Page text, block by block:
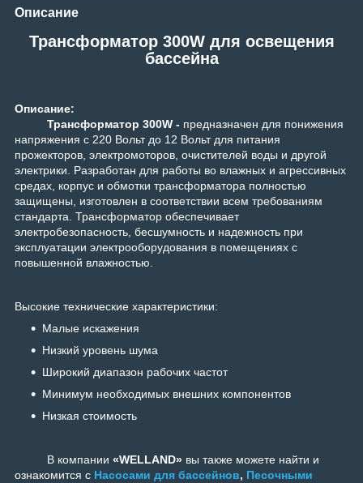
Описание
Трансформатор 300W для освещения
бассейна
Описание:
Трансформатор 300W - предназначен для понижения
напряжения с 220 Вольт до 12 Вольт для питания
прожекторов, электромоторов, очистителей воды и другой
электрики. Разработан для работы во влажных и агрессивных
средах, корпус и обмотки трансформатора полностью
защищены, изготовлен в соответствии всем требованиям
стандарта. Трансформатор обеспечивает
электробезопасность, бесшумность и надежность при
эксплуатации электрооборудования в помещениях с
повышенной влажностью.
Высокие технические характеристики:
Малые искажения
Низкий уровень шума
Широкий диапазон рабочих частот
Минимум необходимых внешних компонентов
Низкая стоимость
В компании «WELLAND» вы также можете найти и
ознакомится с Насосами для бассейнов, Песочными